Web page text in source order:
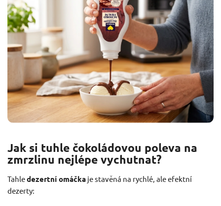
Jak si tuhle čokoládovou poleva na
zmrzlinu nejlépe vychutnat?
Tahledezertní omáčka je stavěná na rychlé, ale efektní
dezerty: